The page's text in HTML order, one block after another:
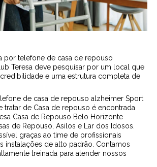
por telefone de casa de repouso
Teresa deve pesquisar por um local que
e uma estrutura completa de
de casa de repouso alzheimer Sport
tratar de Casa de repouso é encontrada
Casa de Repouso Belo Horizonte
de Repouso, Asilos e Lar dos Idosos.
graças ao time de profissionais
instalações de alto padrão. Contamos
treinada para atender nossos